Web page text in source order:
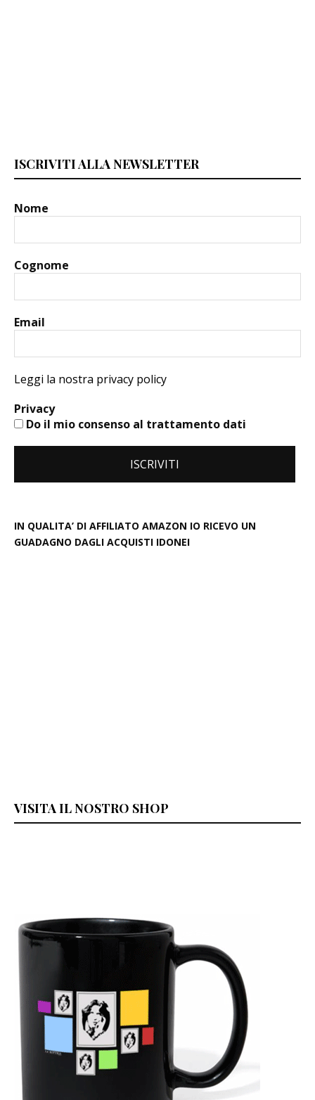
ISCRIVITI ALLA NEWSLETTER
Nome
Cognome
Email
Leggi la nostra privacy policy
Privacy
Do il mio consenso al trattamento dati
IN QUALITA’ DI AFFILIATO AMAZON IO RICEVO UN
GUADAGNO DAGLI ACQUISTI IDONEI
VISITA IL NOSTRO SHOP